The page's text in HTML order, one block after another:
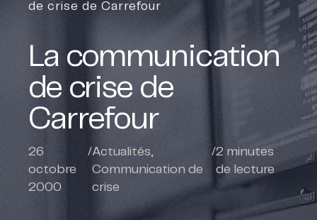
de crise de Carrefour
La communication
de crise de
Carrefour
26
octobre
2000
/Actualités,
Communication de
crise
/2 minutes
de lecture